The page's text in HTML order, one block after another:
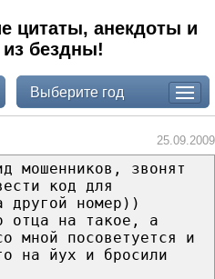
цитаты, анекдоты и
бездны!
Выберите год
25.09.2009
мошенников, звонят
код для
другой номер))
отца на такое, а
мной посоветуется и
на йух и бросили